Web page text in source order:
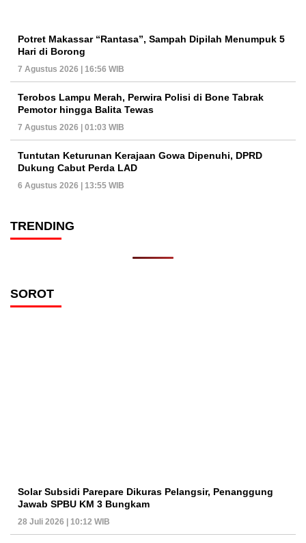
Potret Makassar “Rantasa”, Sampah Dipilah Menumpuk 5
Hari di Borong
7 Agustus 2026 | 16:56 WIB
Terobos Lampu Merah, Perwira Polisi di Bone Tabrak
Pemotor hingga Balita Tewas
7 Agustus 2026 | 01:03 WIB
Tuntutan Keturunan Kerajaan Gowa Dipenuhi, DPRD
Dukung Cabut Perda LAD
6 Agustus 2026 | 13:55 WIB
TRENDING
SOROT
Solar Subsidi Parepare Dikuras Pelangsir, Penanggung
Jawab SPBU KM 3 Bungkam
28 Juli 2026 | 10:12 WIB